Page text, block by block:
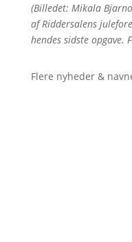
(Billedet: Mikala
af Riddersalens
hendes sidste opgave.
Flere nyheder &